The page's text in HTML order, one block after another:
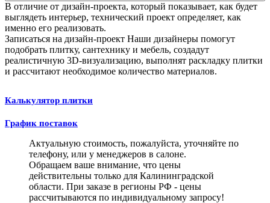
В отличие от дизайн-проекта, который показывает, как будет
выглядеть интерьер, технический проект определяет, как
именно его реализовать.
Записаться на дизайн-проект Наши дизайнеры помогут
подобрать плитку, сантехнику и мебель, создадут
реалистичную 3D-визуализацию, выполнят раскладку плитки
и рассчитают необходимое количество материалов.
Калькулятор плитки
График поставок
Актуальную стоимость, пожалуйста, уточняйте по
телефону, или у менеджеров в салоне.
Обращаем ваше внимание, что цены
действительны только для Калининградской
области. При заказе в регионы РФ - цены
рассчитываются по индивидуальному запросу!